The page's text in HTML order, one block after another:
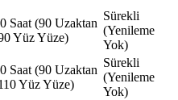
Saat (90 Uzaktan
Yüz Yüze)
Sürekli
(Yenileme
Yok)
Saat (90 Uzaktan
Yüz Yüze)
Sürekli
(Yenileme
Yok)